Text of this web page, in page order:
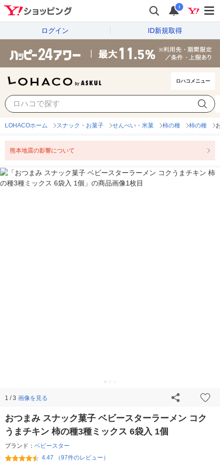
i
ログイン ID新規取得
ロハコメニュー
LOHACOホーム スナック・お菓子 せんべい・米菓 柿の種 柿の種
熊本地震の影響について
1 / 3 画像を見る
おつまみ スナック菓子 ベビースターラーメン コク
うまチキン 柿の種3種ミックス 6袋入 1個
ブランド： ベビースター
4.47 （97件のレビュー）